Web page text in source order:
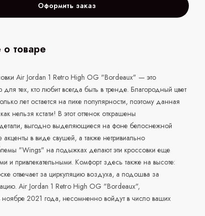
Оформить заказ
товаре
Air Jordan 1 Retro High OG "Bordeaux" — это
тех, кто любит всегда быть в тренде. Благородный цвет
лет остается на пике популярности, поэтому данная
нельзя кстати! В этот оттенок открашены
выгодно выделяющиеся на фоне белоснежной
в виде свушей, а также нетривиально
"Wings" на лодыжках делают эти кроссовки еще
и привлекательными. Комфорт здесь также на высоте:
отвечает за циркуляцию воздуха, а подошва за
Air Jordan 1 Retro High OG "Bordeaux",
ноябре 2021 года, несомненно войдут в число ваших